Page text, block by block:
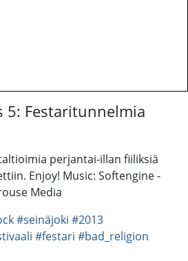
5: Festaritunnelmia
perjantai-illan fiiliksiä
Enjoy! Music: Softengine -
Media
#seinäjoki #2013
#festari #bad_religion